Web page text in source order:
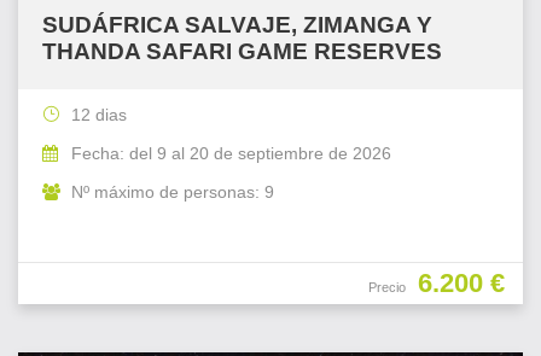
SUDÁFRICA SALVAJE, ZIMANGA Y
THANDA SAFARI GAME RESERVES
Precio 6.200 €
12 dias
Fecha: del 9 al 20 de septiembre de 2026
Nº máximo de personas: 9